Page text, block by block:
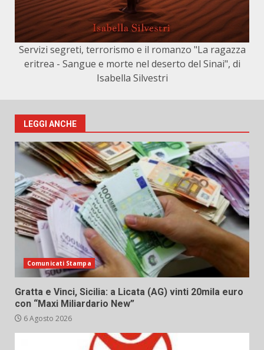
Servizi segreti, terrorismo e il romanzo "La ragazza
eritrea - Sangue e morte nel deserto del Sinai", di
Isabella Silvestri
LEGGI ANCHE
Comunicati Stampa
Gratta e Vinci, Sicilia: a Licata (AG) vinti 20mila euro
con “Maxi Miliardario New”
6 Agosto 2026